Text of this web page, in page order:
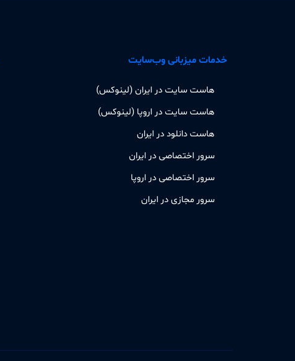
خدمات میزبانی وب‌سایت
هاست سایت در ایران (لینوکس)
هاست سایت در اروپا (لینوکس)
هاست دانلود در ایران
سرور اختصاصی در ایران
سرور اختصاصی در اروپا
سرور مجازی در ایران